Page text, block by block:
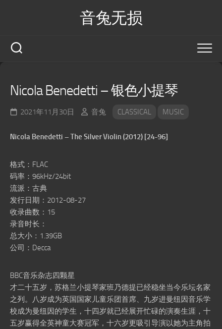
音兔无损
Nicola Benedetti – 银色小提琴
2021年11月30日 音兔 CLASSICAL MUSIC
Nicola Benedetti – The Silver Violin (2012) [24-96]
格式：FLAC
码率：96kHz/24bit
流派：古典
发行日期：2012-08-27
收录曲数：15
录音时长：
总大小：1.39GB
公司：Decca
BBC音乐杂志四颗星
才二十五岁，苏格兰小提琴家班乃德提已经稳坐当今乐坛名家
之列。八岁成为英国国家儿童乐团首席、九岁进曼纽因音乐学
校成为曼纽因的学生，十四岁就已经展开忙碌的演奏生涯，十
五岁赢得全英神童大赛冠军，十六岁更吸引导演以她为主角拍